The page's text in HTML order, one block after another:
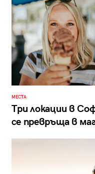
МЕСТА
Три локации в
се превръща в